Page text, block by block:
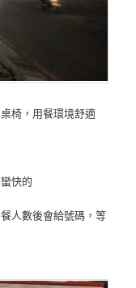
椅，用餐環境舒適
快的
人數後會給號碼，等